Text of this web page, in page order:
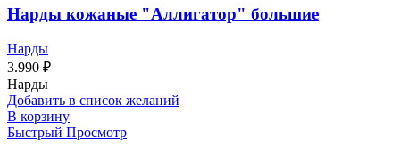
Нарды кожаные "Аллигатор" большие
Нарды
3.990 ₽
Нарды
Добавить в список желаний
В корзину
Быстрый Просмотр